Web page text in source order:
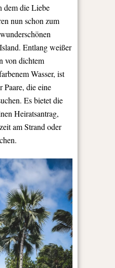
dem die Liebe
nun schon zum
Entlang weißer
von dichtem
Wasser, ist
Paare, die eine
Es bietet die
Heiratsantrag,
am Strand oder